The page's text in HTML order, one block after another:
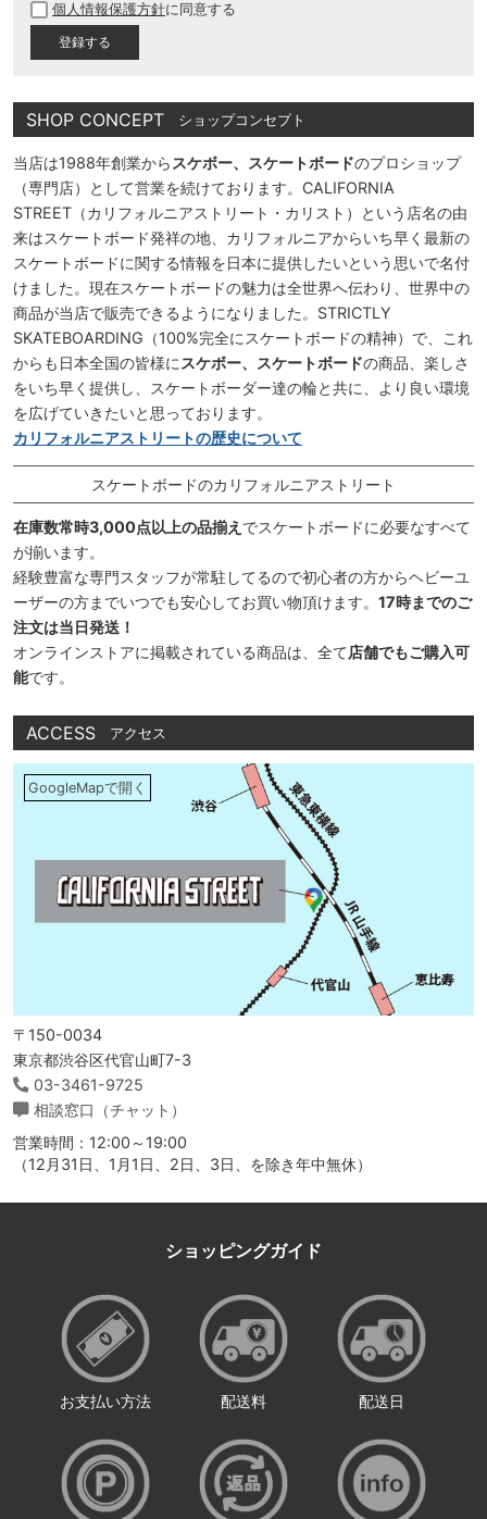
須
個人情報保護方針に同意する
SHOP CONCEPT ショップコンセプト
当店は1988年創業から スケボー、スケートボードのプロショップ
（専門店）として営業を続けております。CALIFORNIA
STREET（カリフォルニアストリート・カリスト）という店名の由
来はスケートボード発祥の地、カリフォルニアからいち早く最新の
スケートボードに関する情報を日本に提供したいという思いで名付
けました。現在スケートボードの魅力は全世界へ伝わり、世界中の
商品が当店で販売できるようになりました。STRICTLY
SKATEBOARDING（100%完全にスケートボードの精神）で、これ
からも日本全国の皆様に スケボー、スケートボードの商品、楽しさ
をいち早く提供し、スケートボーダー達の輪と共に、より良い環境
を広げていきたいと思っております。
カリフォルニアストリートの歴史について
スケートボードのカリフォルニアストリート
在庫数常時3,000点以上の品揃え でスケートボードに必要なすべて
が揃います。
経験豊富な専門スタッフが常駐してるので初心者の方からヘビーユ
ーザーの方までいつでも安心してお買い物頂けます。 17時までのご
注文は当日発送！
オンラインストアに掲載されている商品は、全て店舗でもご購入可
能です。
ACCESS アクセス
GoogleMapで開く
〒150-0034
東京都渋谷区代官山町7-3
03-3461-9725
相談窓口（チャット）
営業時間：12:00～19:00
（12月31日、1月1日、2日、3日、を除き年中無休）
ショッピングガイド
お支払い方法 配送料 配送日